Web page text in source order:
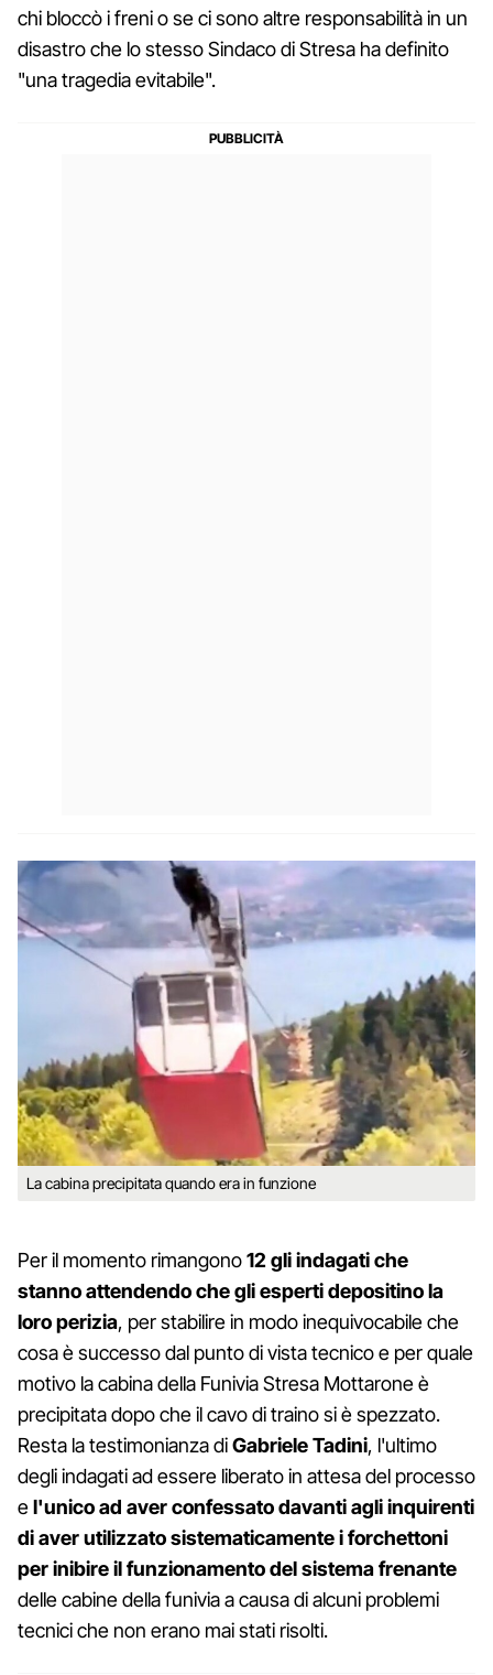
chi bloccò i freni o se ci sono altre responsabilità in un
disastro che lo stesso Sindaco di Stresa ha definito
"una tragedia evitabile".
La cabina precipitata quando era in funzione
Per il momento rimangono12 gli indagati che
stanno attendendo che gli esperti depositino la
loro perizia, per stabilire in modo inequivocabile che
cosa è successo dal punto di vista tecnico e per quale
motivo la cabina della Funivia Stresa Mottarone è
precipitata dopo che il cavo di traino si è spezzato.
Resta la testimonianza diGabriele Tadini, l'ultimo
degli indagati ad essere liberato in attesa del processo
el'unico ad aver confessato davanti agli inquirenti
di aver utilizzato sistematicamente i forchettoni
per inibire il funzionamento del sistema frenante
delle cabine della funivia a causa di alcuni problemi
tecnici che non erano mai stati risolti.